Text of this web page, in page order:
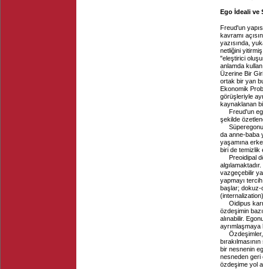
Ego İdeali ve
Freud'un
kavramı
yazısında,
netliğini
"eleştirici
anlamda
Üzerine Bir
ortak bir yan
Ekonomik
görüşleriyle
kaynaklanan
Freud'un
şekilde
da anne-baba
yaşamına
biri de temizlik
Preoidipal
vazgeçebilir
yapmayı
başlar; dokuz-
Oidipus
özdeşimin
alınabilir.
ayrımlaşmaya
bir nesnenin
nesneden geri
özdeşime yol